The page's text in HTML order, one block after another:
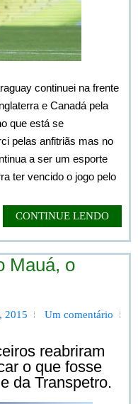
continuei na frente
e Canadá pela
que está se
pelas anfitriãs mas no
a ser um esporte
ter vencido o jogo pelo
CONTINUE LENDO
Mauá, o
2015 Um comentário
reabriram
o que fosse
da Transpetro.